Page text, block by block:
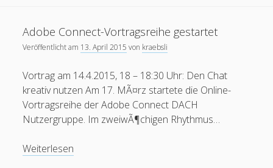
re:publica rp11 RUB mobile ruhr-uni Ruhr-UniversitÃ¤t
Twitter urheberrecht
Video Wiki Wordpress Ã¤gypten
Blogroll
Blackboard-Moodle-Converter
Teilnehmer
aktivieren
Adobe Connect-Vortragsreihe gestartet
Veröffentlicht am 13. April 2015 von kraebsli
Vortrag am 14.4.2015, 18 – 18:30 Uhr: Den Chat
kreativ nutzen Am 17. MÃ¤rz startete die Online-
Vortragsreihe der Adobe Connect DACH
Nutzergruppe. Im zweiwÃ¶chigen Rhythmus…
Weiterlesen